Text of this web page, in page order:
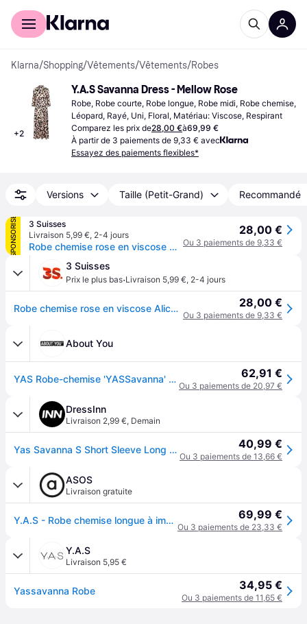
Acheter avec Klarna
Klarna/Shopping/Vêtements/Vêtements/Robes
+2
Y.A.S Savanna Dress - Mellow Rose
Robe, Robe courte, Robe longue, Robe midi, Robe chemise,
Léopard, Rayé, Uni, Floral, Matériau: Viscose, Respirant
Comparez les prix de28,00 €à69,99 €
À partir de 3 paiements de 9,33 € avec
Essayez des paiements flexibles*
Versions Taille (Petit-Grand) Recommandé
SPONSORISÉ
3 Suisses
Livraison 5,99 €, 2-4 jours
Robe chemise rose en viscose Alice - Rose
28,00 €
Ou 3 paiements de 9,33 €
3 Suisses
Prix le plus bas·Livraison 5,99 €, 2-4 jours
Robe chemise rose en viscose Alice - Rose 28,00 €
Ou 3 paiements de 9,33 €
About You
YAS Robe-chemise 'YASSavanna' sable / marron / rose ancienne / noir 62,91 €
Ou 3 paiements de 20,97 €
DressInn
Livraison 2,99 €, Demain
Yas Savanna S Short Sleeve Long Dress Blanc S Femme 40,99 €
Ou 3 paiements de 13,66 €
ASOS
Livraison gratuite
Y.A.S - Robe chemise longue à imprimé léopard-Multicolore 69,99 €
Ou 3 paiements de 23,33 €
Y.A.S
Livraison 5,95 €
Yassavanna Robe 34,95 €
Ou 3 paiements de 11,65 €